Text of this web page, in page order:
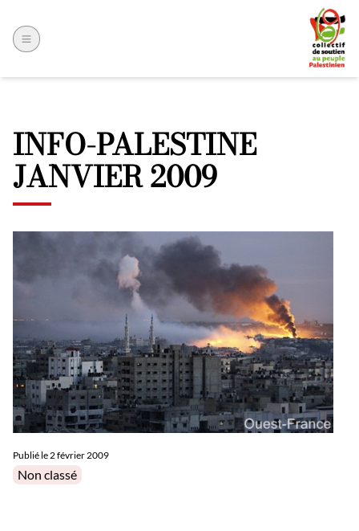
INFO-PALESTINE
JANVIER 2009
Publié le2 février 2009
Posted in
Non classé